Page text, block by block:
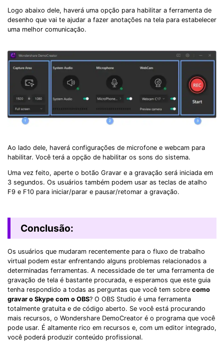
Logo abaixo dele, haverá uma opção para habilitar a ferramenta de
desenho que vai te ajudar a fazer anotações na tela para estabelecer
uma melhor comunicação.
Ao lado dele, haverá configurações de microfone e webcam para
habilitar. Você terá a opção de habilitar os sons do sistema.
Uma vez feito, aperte o botão Gravar e a gravação será iniciada em
3 segundos. Os usuários também podem usar as teclas de atalho
F9 e F10 para iniciar/parar e pausar/retomar a gravação.
Conclusão:
Os usuários que mudaram recentemente para o fluxo de trabalho
virtual podem estar enfrentando alguns problemas relacionados a
determinadas ferramentas. A necessidade de ter uma ferramenta de
gravação de tela é bastante procurada, e esperamos que este guia
tenha respondido a todas as perguntas que você tem sobre como
gravar o Skype com o OBS? O OBS Studio é uma ferramenta
totalmente gratuita e de código aberto. Se você está procurando
mais recursos, o Wondershare DemoCreator é o programa que você
pode usar. É altamente rico em recursos e, com um editor integrado,
você poderá produzir conteúdo profissional.